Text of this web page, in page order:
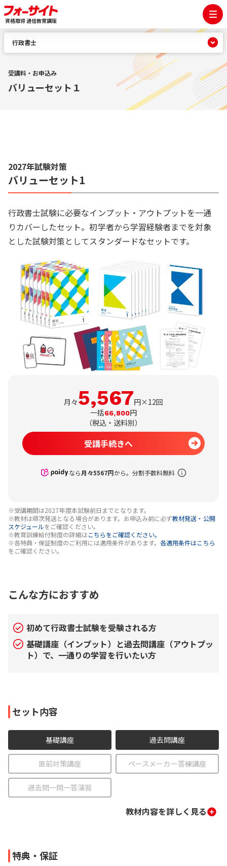
資格取得 通信教育講座
受講料・お申込み
バリューセット１
2027年試験対策
バリューセット1
行政書士試験に必要なインプット・アウトプットを一通
りカバーしたセット。初学者から学習経験者までを対象
とした試験対策としてスタンダードなセットです。
月々5,567円×12回
一括66,800円
（税込・送料別）
受講手続きへ
なら月々5567円から。分割手数料無料
※受講期間は2027年度本試験前日までとなります。
※教材は順次発送となる場合があります。お申込み前に必ず教材発送・公開
スケジュールをご確認ください。
※教育訓練給付制度の詳細はこちらをご確認ください。
※各特典・保証制度のご利用には適用条件があります。各適用条件はこちら
をご確認ください。
こんな方におすすめ
初めて行政書士試験を受験される方
基礎講座（インプット）と過去問講座（アウトプッ
ト）で、一通りの学習を行いたい方
セット内容
基礎講座 過去問講座
直前対策講座 ペースメーカー答練講座
過去問一問一答演習
教材内容を詳しく見る
特典・保証
行政書士